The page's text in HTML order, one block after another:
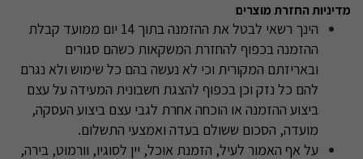
מדיניות החזרת מוצרים
הינך רשאי לבטל את ההזמנה בתוך 14 יום ממועד קבלת
ההזמנה בכפוף להחזרת המשקאות כשהם סגורים
ובאריזתם המקורית וכי לא נעשה בהם כל שימוש ולא נגרם
להם כל נזק וכן בכפוף להצגת חשבונית המעידה על עצם
ביצוע ההזמנה או הוכחה אחרת לגבי עצם ביצוע העסקה,
מועדה, הסכום ששולם בעדה ואמצעי התשלום.
על אף האמור לעיל, הזמנת אוכל, יין לסוגיו, וורמוט, בירה,